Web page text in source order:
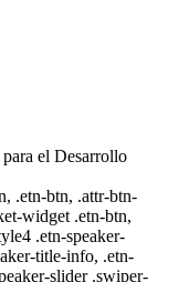
el Desarrollo
.etn-btn, .attr-btn-
widget .etn-btn,
.etn-speaker-
title-info, .etn-
slider .swiper-